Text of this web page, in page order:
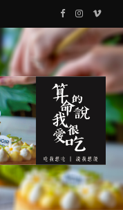
F
a
c
e
b
o
k
I
s
g
r
a
V
i